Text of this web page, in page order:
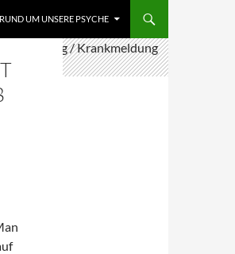
UM UNSERE PSYCHE